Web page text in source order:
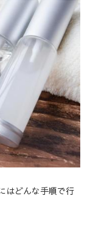
はどんな手順で行